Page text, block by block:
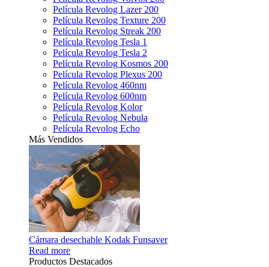
Película Revolog Lazer 200
Película Revolog Texture 200
Película Revolog Streak 200
Película Revolog Tesla 1
Película Revolog Tesla 2
Película Revolog Kosmos 200
Película Revolog Plexus 200
Película Revolog 460nm
Película Revolog 600nm
Película Revolog Kolor
Película Revolog Nebula
Película Revolog Echo
Más Vendidos
Cámara desechable Kodak Funsaver
Read more
Productos Destacados